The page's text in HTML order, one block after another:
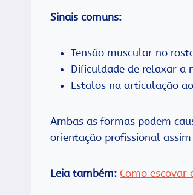
Sinais comuns:
Tensão muscular no
Dificuldade de relaxar a
Estalos na articulação
Ambas as formas podem
orientação profissional
Leia também: Como escovar